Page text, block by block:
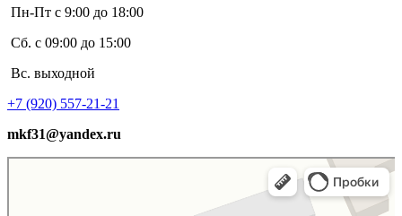
Пн-Пт с 9:00 до 18:00
Сб. с 09:00 до 15:00
Вс. выходной
+7 (920) 557-21-21
mkf31@yandex.ru
Мир Кровли и Фасада